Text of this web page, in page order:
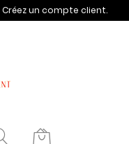
Créez un compte client.